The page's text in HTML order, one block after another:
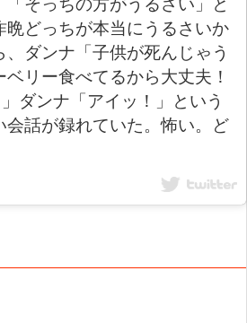
晩どっちが本当にうるさいか
ダンナ「子供が死んじゃう
リー食べてるから大丈夫！
ダンナ「アイッ！」という
話が録れていた。怖い。ど